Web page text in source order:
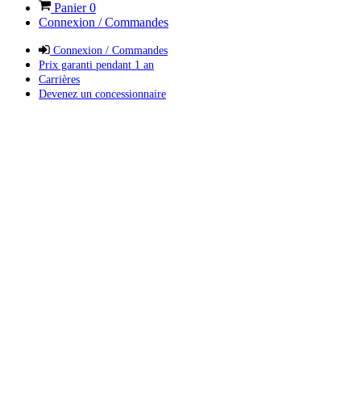
Panier0
Connexion / Commandes
Connexion / Commandes
Prix garanti pendant 1 an
Carrières
Devenez un concessionnaire